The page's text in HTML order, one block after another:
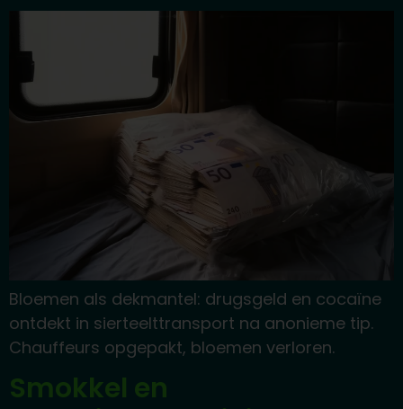
Bloemen als dekmantel: drugsgeld en cocaïne
ontdekt in sierteelttransport na anonieme tip.
Chauffeurs opgepakt, bloemen verloren.
Smokkel en